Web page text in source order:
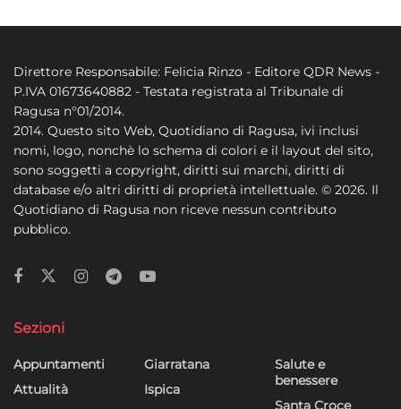
Direttore Responsabile: Felicia Rinzo - Editore QDR News -
P.IVA 01673640882 - Testata registrata al Tribunale di
Ragusa n°01/2014.
2014. Questo sito Web, Quotidiano di Ragusa, ivi inclusi
nomi, logo, nonchè lo schema di colori e il layout del sito,
sono soggetti a copyright, diritti sui marchi, diritti di
database e/o altri diritti di proprietà intellettuale. © 2026. Il
Quotidiano di Ragusa non riceve nessun contributo
pubblico.
Sezioni
Appuntamenti
Attualità
Giarratana
Ispica
Salute e
benessere
Santa Croce